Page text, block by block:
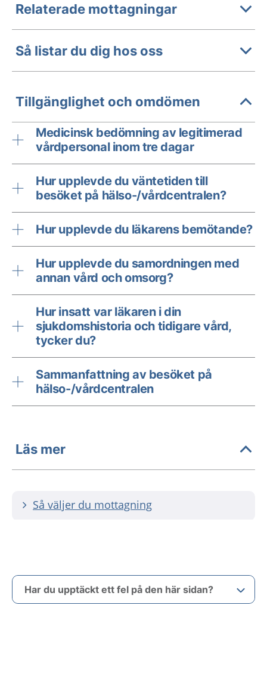
Relaterade mottagningar
Så listar du dig hos oss
Tillgänglighet och omdömen
Medicinsk bedömning av legitimerad
vårdpersonal inom tre dagar
Hur upplevde du väntetiden till
besöket på hälso-/vårdcentralen?
Hur upplevde du läkarens bemötande?
Hur upplevde du samordningen med
annan vård och omsorg?
Hur insatt var läkaren i din
sjukdomshistoria och tidigare vård,
tycker du?
Sammanfattning av besöket på
hälso-/vårdcentralen
Läs mer
Så väljer du mottagning
Har du upptäckt ett fel på den här sidan?